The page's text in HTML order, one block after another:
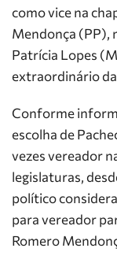
como vice na
Mendonça (PP),
Patrícia Lopes
extraordinário
Conforme
escolha de
vezes vereador
legislaturas,
político
para vereador
Romero